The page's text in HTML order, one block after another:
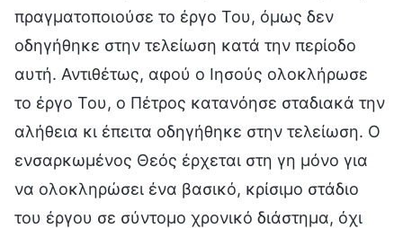
πραγματοποιούσε το έργο Του, όμως δεν
οδηγήθηκε στην τελείωση κατά την περίοδο
αυτή. Αντιθέτως, αφού ο Ιησούς ολοκλήρωσε
το έργο Του, ο Πέτρος κατανόησε σταδιακά την
αλήθεια κι έπειτα οδηγήθηκε στην τελείωση. Ο
ενσαρκωμένος Θεός έρχεται στη γη μόνο για
να ολοκληρώσει ένα βασικό, κρίσιμο στάδιο
του έργου σε σύντομο χρονικό διάστημα, όχι